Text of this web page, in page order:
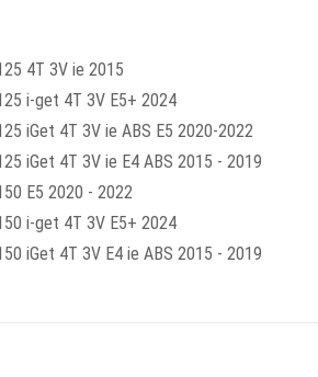
4T 3V ie 2015
i-get 4T 3V E5+ 2024
iGet 4T 3V ie ABS E5 2020-2022
iGet 4T 3V ie E4 ABS 2015 - 2019
E5 2020 - 2022
i-get 4T 3V E5+ 2024
iGet 4T 3V E4 ie ABS 2015 - 2019